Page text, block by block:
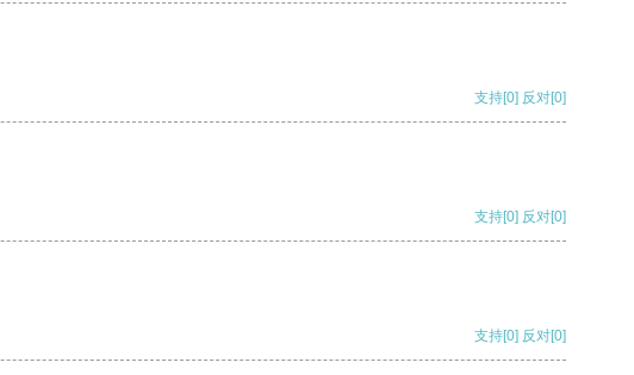
支持[0] 反对[0]
支持[0] 反对[0]
支持[0] 反对[0]